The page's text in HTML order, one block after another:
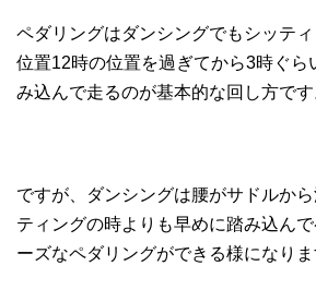
ペダリングはダンシングでもシッテ
位置12時の位置を過ぎてから3時ぐら
み込んで走るのが基本的な回し方です
ですが、ダンシングは腰がサドルか
ティングの時よりも早めに踏み込ん
ーズなペダリングができる様になりま